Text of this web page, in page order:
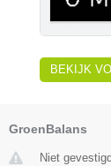
BEKIJK
GroenBalans
Niet